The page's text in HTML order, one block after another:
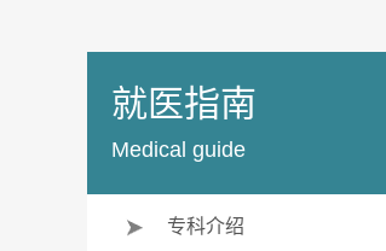
就医指南
Medical guide
专科介绍